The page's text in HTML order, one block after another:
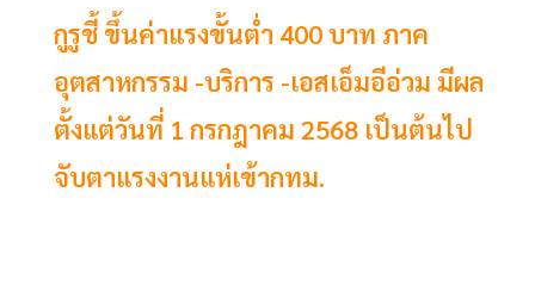
กูรูชี้ ขึ้นค่าแรงขั้นต่ำ 400 บาท ภาค
อุตสาหกรรม -บริการ -เอสเอ็มอีอ่วม มีผล
ตั้งแต่วันที่ 1 กรกฎาคม 2568 เป็นต้นไป
จับตาแรงงานแห่เข้ากทม.